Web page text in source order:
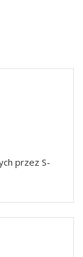
przez S-